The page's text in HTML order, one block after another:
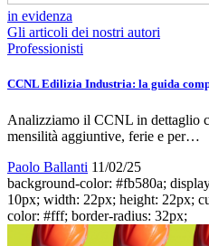
in evidenza
Gli articoli dei nostri autori
Professionisti
CCNL Edilizia Industria: la guida
Analizziamo il CCNL in dettaglio
mensilità aggiuntive, ferie e per…
Paolo Ballanti 11/02/25
background-color: #fb580a;
10px; width: 22px; height: 22px;
color: #fff; border-radius: 32px;